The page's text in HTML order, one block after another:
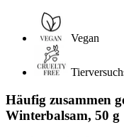
Vegan
Häufig zusammen
Winterbalsam, 50 g